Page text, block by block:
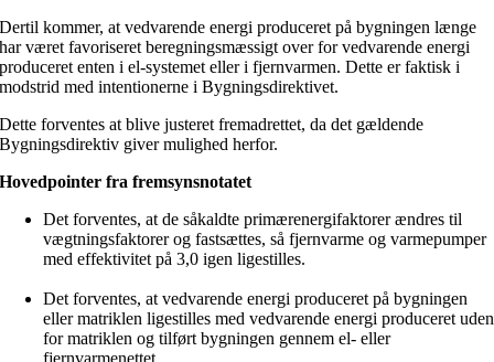
Dertil kommer, at vedvarende energi produceret på bygningen længe
har været favoriseret beregningsmæssigt over for vedvarende energi
produceret enten i el-systemet eller i fjernvarmen. Dette er faktisk i
modstrid med intentionerne i Bygningsdirektivet.
Dette forventes at blive justeret fremadrettet, da det gældende
Bygningsdirektiv giver mulighed herfor.
Hovedpointer fra fremsynsnotatet
Det forventes, at de såkaldte primærenergifaktorer ændres til
vægtningsfaktorer og fastsættes, så fjernvarme og varmepumper
med effektivitet på 3,0 igen ligestilles.
Det forventes, at vedvarende energi produceret på bygningen
eller matriklen ligestilles med vedvarende energi produceret uden
for matriklen og tilført bygningen gennem el- eller
fjernvarmenettet